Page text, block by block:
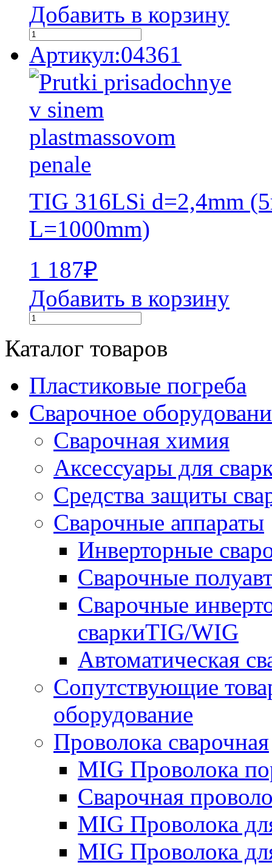
Добавить в корзину
Артикул:04361
TIG 316LSi d=2,4mm
L=1000mm)
1 187₽
Добавить в корзину
Каталог товаров
Пластиковые погреба
Сварочное
Сварочная химия
Аксессуары для
Средства защиты
Сварочные аппараты
Инверторные
Сварочные
Сварочные
сваркиTIG/WIG
Автоматическая
Сопутствующие
оборудование
Проволока сварочная
MIG Проволока
Сварочная
MIG Проволока
MIG Проволока